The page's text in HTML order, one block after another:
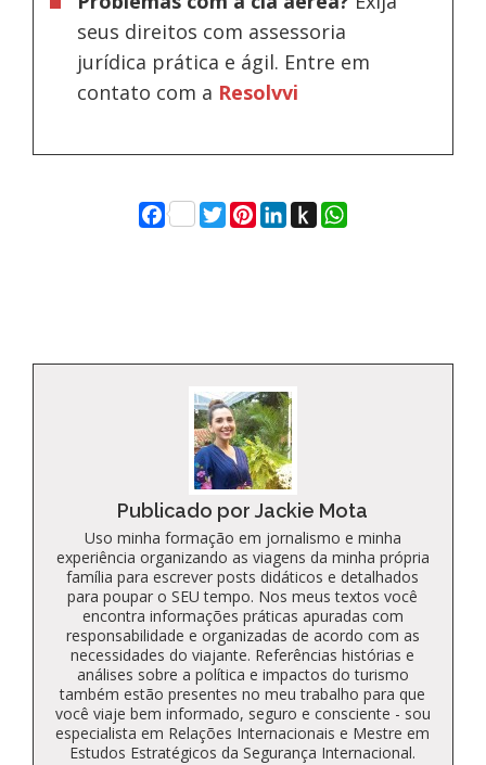
seus direitos com assessoria
jurídica prática e ágil. Entre em
contato com a Resolvvi
Facebook
Twitter
Pinterest
LinkedIn
Push
to
WhatsApp
Publicado por Jackie Mota
Uso minha formação em jornalismo e minha
experiência organizando as viagens da minha própria
família para escrever posts didáticos e detalhados
para poupar o SEU tempo. Nos meus textos você
encontra informações práticas apuradas com
responsabilidade e organizadas de acordo com as
necessidades do viajante. Referências histórias e
análises sobre a política e impactos do turismo
também estão presentes no meu trabalho para que
você viaje bem informado, seguro e consciente - sou
especialista em Relações Internacionais e Mestre em
Estudos Estratégicos da Segurança Internacional.